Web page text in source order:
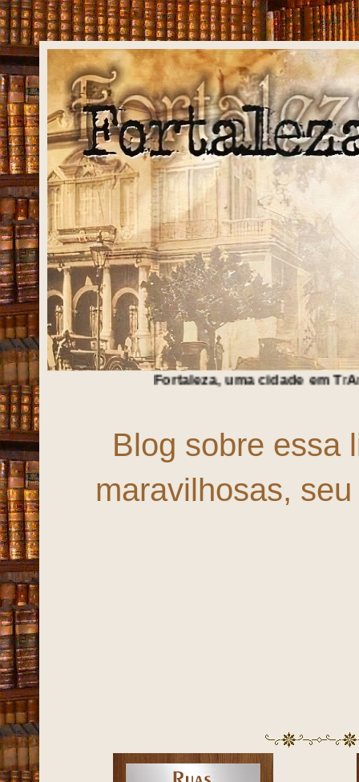
Fortaleza, uma cidade emTrAnSfOrMaÇãO!!!
Blog sobre essa
maravilhosas,